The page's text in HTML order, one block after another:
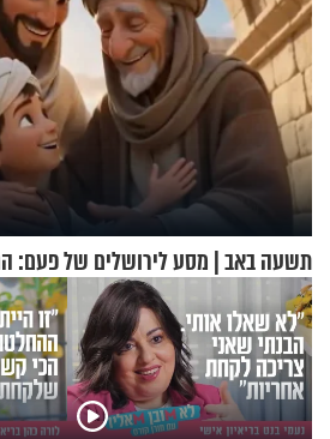
תשעה באב | מסע לירושלים של פעם: